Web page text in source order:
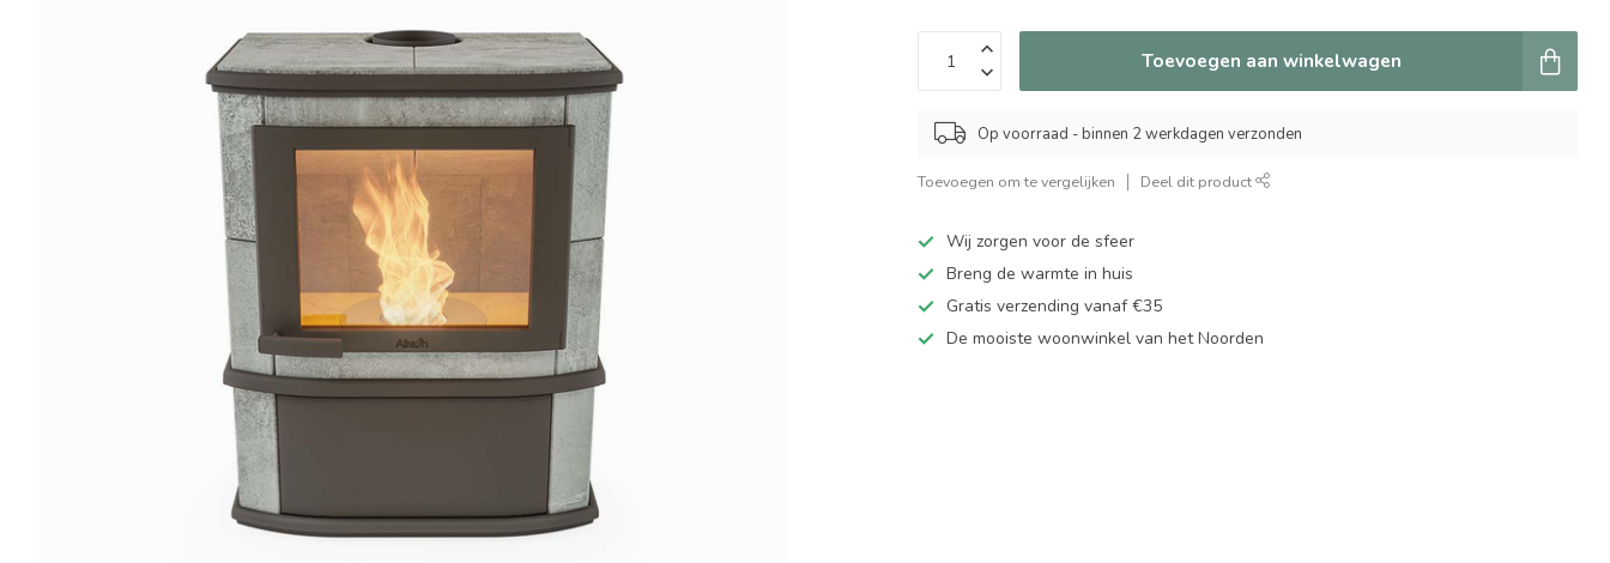
Toevoegen aan winkelwagen
Op voorraad - binnen 2 werkdagen verzonden
Toevoegen om te vergelijken Deel dit product
Wij zorgen voor de sfeer
Breng de warmte in huis
Gratis verzending vanaf €35
De mooiste woonwinkel van het Noorden